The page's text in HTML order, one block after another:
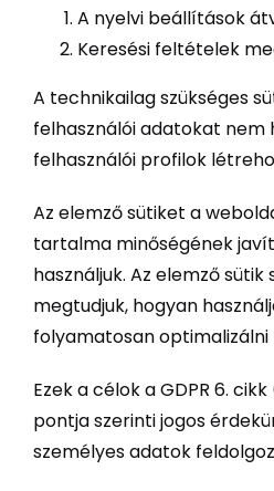
A nyelvi beállítások
Keresési feltételek
A technikailag szükséges
felhasználói adatokat nem
felhasználói profilok
Az elemző sütiket a
tartalma minőségének
használjuk. Az elemző
megtudjuk, hogyan
folyamatosan
Ezek a célok a GDPR 6.
pontja szerinti jogos
személyes adatok